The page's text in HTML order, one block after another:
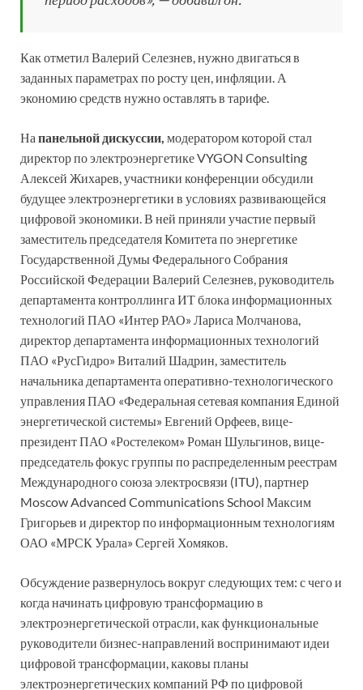
Как отметил Валерий Селезнев, нужно двигаться в
заданных параметрах по росту цен, инфляции. А
экономию средств нужно оставлять в тарифе.
На панельной дискуссии, модератором которой стал
директор по электроэнергетике VYGON Consulting
Алексей Жихарев, участники конференции обсудили
будущее электроэнергетики в условиях развивающейся
цифровой экономики. В ней приняли участие первый
заместитель председателя Комитета по энергетике
Государственной Думы Федерального Собрания
Российской Федерации Валерий Селезнев, руководитель
департамента контроллинга ИТ блока информационных
технологий ПАО «Интер РАО» Лариса Молчанова,
директор департамента информационных технологий
ПАО «РусГидро» Виталий Шадрин, заместитель
начальника департамента оперативно-технологического
управления ПАО «Федеральная сетевая компания Единой
энергетической системы» Евгений Орфеев, вице-
президент ПАО «Ростелеком» Роман Шульгинов, вице-
председатель фокус группы по распределенным реестрам
Международного союза электросвязи (ITU), партнер
Moscow Advanced Communications School Максим
Григорьев и директор по информационным технологиям
ОАО «МРСК Урала» Сергей Хомяков.
Обсуждение развернулось вокруг следующих тем: с чего и
когда начинать цифровую трансформацию в
электроэнергетической отрасли, как функциональные
руководители бизнес-направлений воспринимают идеи
цифровой трансформации, каковы планы
электроэнергетических компаний РФ по цифровой